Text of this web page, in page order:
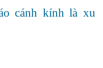
cánh kính là xu